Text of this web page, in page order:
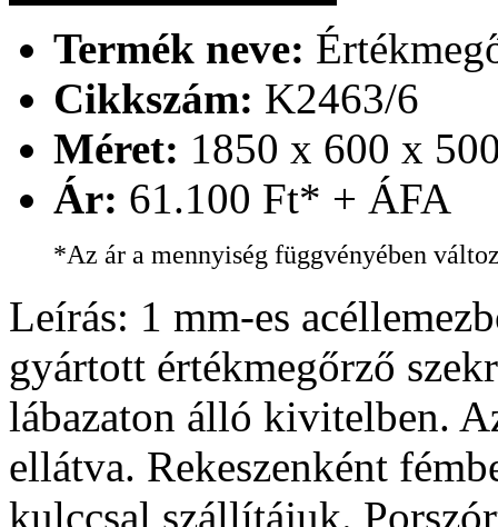
Termék neve:
Cikkszám: K2463/6
Méret: 1850 x 600 x
Ár: 61.100 Ft* + ÁFA
*Az ár a mennyiség függvényében
Leírás: 1 mm-es
gyártott értékmegőrző
lábazaton álló kivitelben.
ellátva. Rekeszenként
kulccsal szállítájuk.